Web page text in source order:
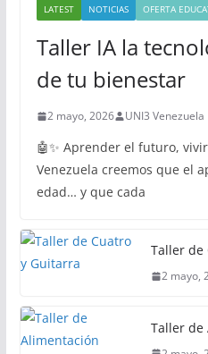
LATEST NOTICIAS OFERTA
Taller IA la
de tu bienestar
2 mayo, 2026 UNI3 Venezuela
🤖✨ Aprender el futuro,
Venezuela creemos que el
edad… y que cada
Taller de
2 mayo,
Taller de